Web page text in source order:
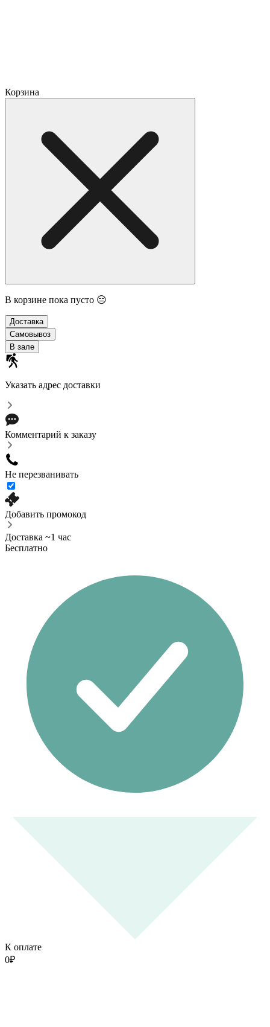
Корзина
В корзине пока пусто 😑
Доставка
Самовывоз
В зале
Указать адрес доставки
Комментарий к заказу
Не перезванивать
Добавить промокод
Доставка ~1 час
Бесплатно
К оплате
0₽